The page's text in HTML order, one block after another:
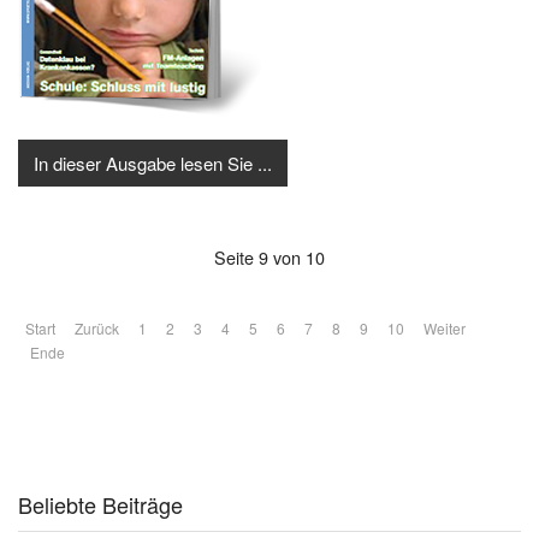
In dieser Ausgabe lesen Sie ...
Seite 9 von 10
Start Zurück 1 2 3 4 5 6 7 8 9 10
Weiter
Ende
Beliebte Beiträge